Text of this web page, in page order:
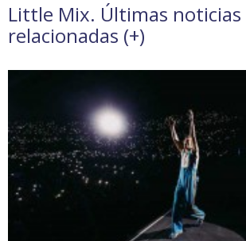
Little Mix. Últimas noticias
relacionadas (+)